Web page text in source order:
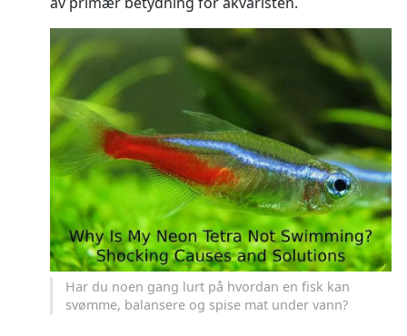
Har du noen gang lurt på hvordan en fisk kan
svømme, balansere og spise mat under vann?